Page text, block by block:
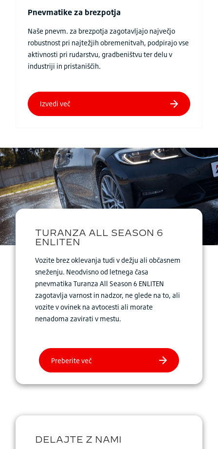
Pnevmatike za brezpotja
Naše pnevm. za brezpotja zagotavljajo največjo
robustnost pri najtežjih obremenitvah, podpirajo vse
aktivnosti pri rudarstvu, gradbeništvu ter delu v
industriji in pristaniščih.
Vozite brez oklevanja tudi v dežju ali občasnem
sneženju. Neodvisno od letnega časa
pnevmatika Turanza All Season 6 ENLITEN
zagotavlja varnost in nadzor, ne glede na to, ali
vozite v ovinek na avtocesti ali morate
nenadoma zavirati v mestu.